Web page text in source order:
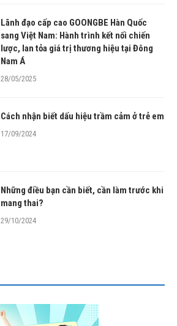
Lãnh đạo cấp cao GOONGBE Hàn Quốc
sang Việt Nam: Hành trình kết nối chiến
lược, lan tỏa giá trị thương hiệu tại Đông
Nam Á
28/05/2025
Cách nhận biết dấu hiệu trầm cảm ở trẻ em
17/09/2024
Những điều bạn cần biết, cần làm trước khi
mang thai?
29/10/2024